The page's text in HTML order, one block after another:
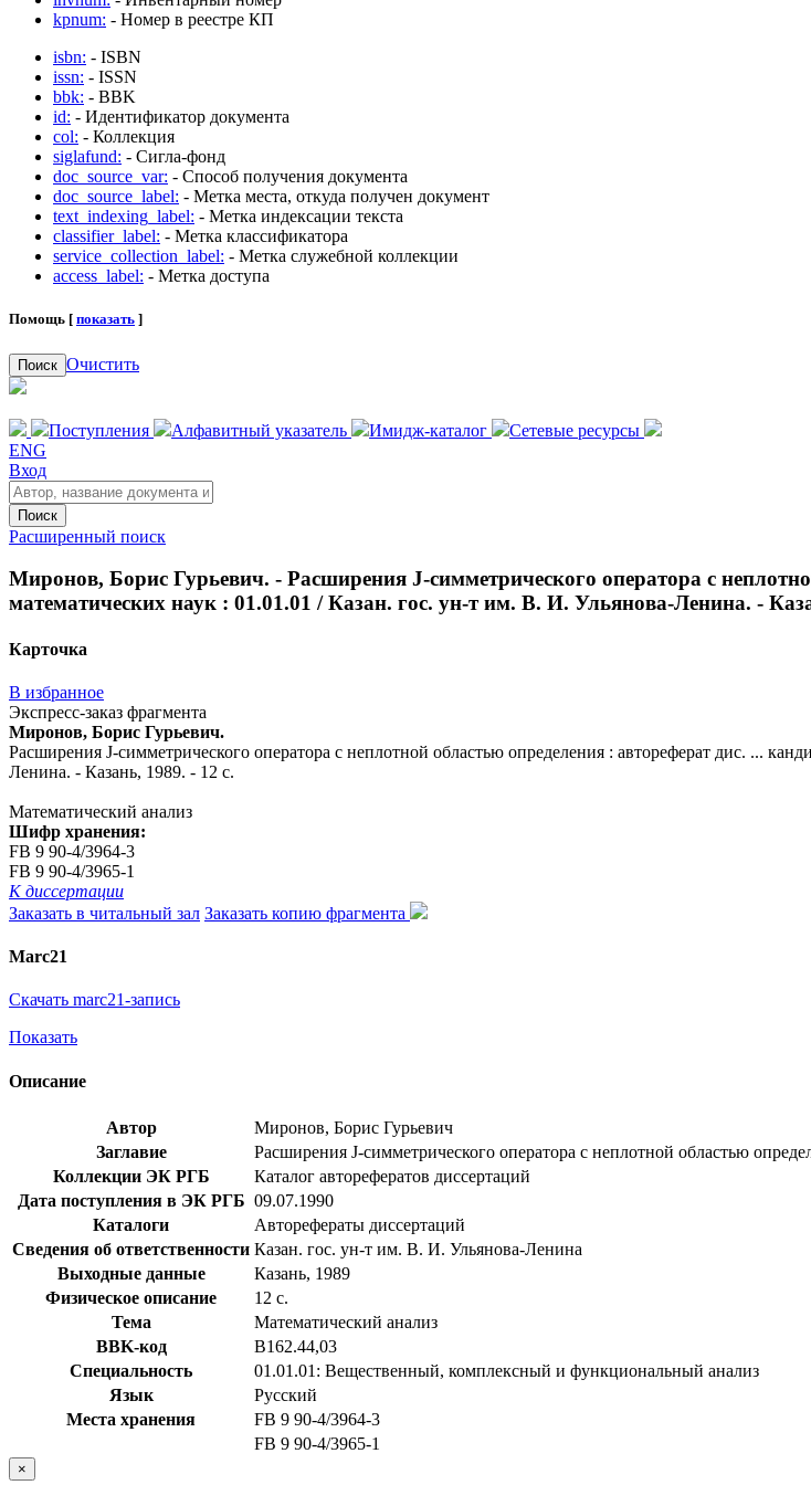
kpnum: - Номер в реестре КП
isbn: - ISBN
issn: - ISSN
bbk: - BBK
id: - Идентификатор документа
col: - Коллекция
siglafund: - Сигла-фонд
doc_source_var: - Способ получения документа
doc_source_label: - Метка места, откуда получен документ
text_indexing_label: - Метка индексации текста
classifier_label: - Метка классификатора
service_collection_label: - Метка служебной коллекции
access_label: - Метка доступа
Помощь [ показать ]
Поиск Очистить
Поступления Алфавитный указатель Имидж-каталог
Сетевые ресурсы
ENG
Вход
Поиск
Расширенный поиск
Миронов, Борис Гурьевич. - Расширения J-симметрического оператора с
математических наук : 01.01.01 / Казан. гос. ун-т им. В. И. Ульянова-Ленина. -
Карточка
В избранное
Экспресс-заказ фрагмента
Миронов, Борис Гурьевич.
Расширения J-симметрического оператора с неплотной областью определения : автореферат дис. ...
Ленина. - Казань, 1989. - 12 с.
Математический анализ
Шифр хранения:
FB 9 90-4/3964-3
FB 9 90-4/3965-1
К диссертации
Заказать в читальный зал Заказать копию фрагмента
Marc21
Скачать marc21-запись
Показать
Описание
Автор
Миронов, Борис Гурьевич
Заглавие
Расширения J-симметрического оператора с неплотной областью
Коллекции ЭК РГБ
Каталог авторефератов диссертаций
Дата поступления в ЭК РГБ 09.07.1990
Каталоги
Авторефераты диссертаций
Сведения об ответственности Казан. гос. ун-т им. В. И. Ульянова-Ленина
Выходные данные
Казань, 1989
Физическое описание
12 с.
Тема
Математический анализ
BBK-код
В162.44,03
Специальность
01.01.01: Вещественный, комплексный и функциональный анализ
Язык
Русский
Места хранения
FB 9 90-4/3964-3
FB 9 90-4/3965-1
×